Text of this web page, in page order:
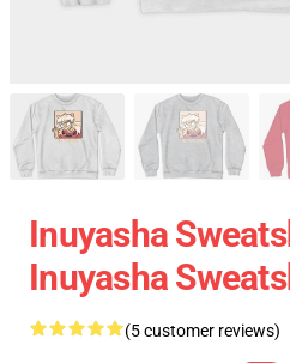
Inuyasha
Inuyasha
(5 customer reviews)